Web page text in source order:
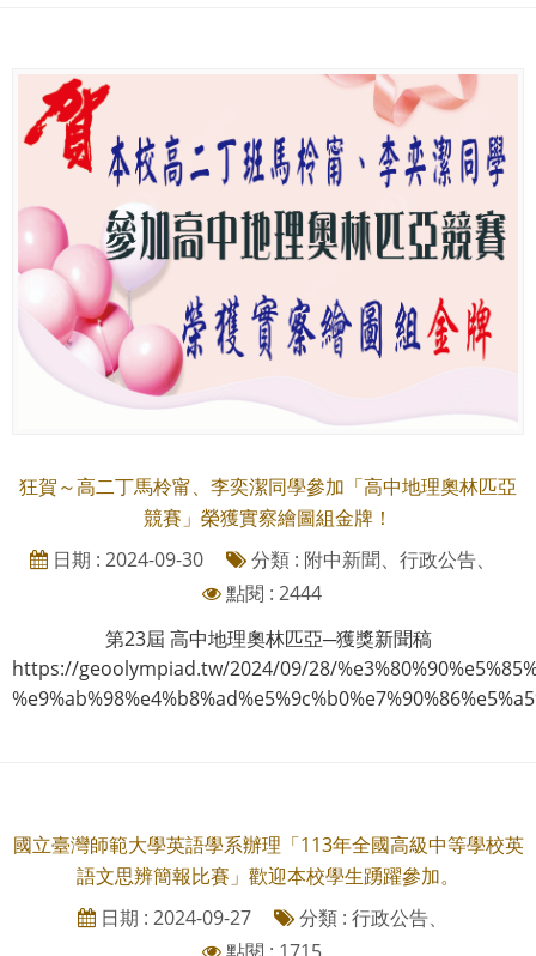
狂賀～高二丁馬柃甯、李奕潔同學參加「高中地理奧林匹亞
競賽」榮獲實察繪圖組金牌！
日期 : 2024-09-30
分類 : 附中新聞、行政公告、
點閱 : 2444
第23屆 高中地理奧林匹亞─獲獎新聞稿
https://geoolympiad.tw/2024/09/28/
國立臺灣師範大學英語學系辦理「113年全國高級中等學校英
語文思辨簡報比賽」歡迎本校學生踴躍參加。
日期 : 2024-09-27
分類 : 行政公告、